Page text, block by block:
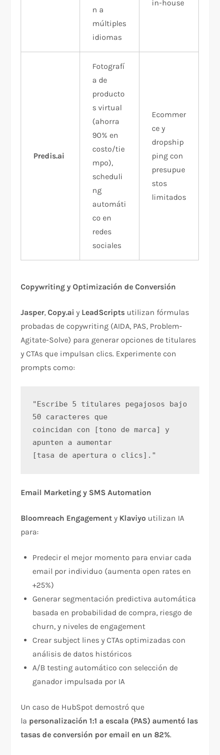
n a
múltiples
idiomas
in-house
Predis.ai
Fotografí
a de
producto
s virtual
(ahorra
90% en
costo/tie
mpo),
scheduli
ng
automáti
co en
redes
sociales
Ecommer
ce y
dropship
ping con
presupue
stos
limitados
Copywriting y Optimización de Conversión
Jasper,Copy.ai y LeadScripts utilizan fórmulas
probadas de copywriting (AIDA, PAS, Problem-
Agitate-Solve) para generar opciones de titulares
y CTAs que impulsan clics. Experimente con
prompts como:​
"Escribe 5 titulares pegajosos bajo
50 caracteres que
coincidan con [tono de marca] y
apunten a aumentar
[tasa de apertura o clics]."
Email Marketing y SMS Automation
Bloomreach Engagement y Klaviyo utilizan IA
para:​
Predecir el mejor momento para enviar cada
email por individuo (aumenta open rates en
+25%)
Generar segmentación predictiva automática
basada en probabilidad de compra, riesgo de
churn, y niveles de engagement
Crear subject lines y CTAs optimizadas con
análisis de datos históricos
A/B testing automático con selección de
ganador impulsada por IA
Un caso de HubSpot demostró que
la personalización 1:1 a escala (PAS) aumentó las
tasas de conversión por email en un 82%.​